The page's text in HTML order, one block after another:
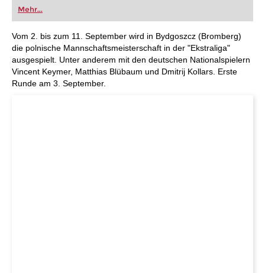
oder bereits auf Turnierniveau spielen: Mit
FRITZ trainieren Sie effizienter, intelligenter und
individueller als je zuvor.
Mehr...
Vom 2. bis zum 11. September wird in Bydgoszcz (Bromberg)
die polnische Mannschaftsmeisterschaft in der "Ekstraliga"
ausgespielt. Unter anderem mit den deutschen Nationalspielern
Vincent Keymer, Matthias Blübaum und Dmitrij Kollars. Erste
Runde am 3. September.